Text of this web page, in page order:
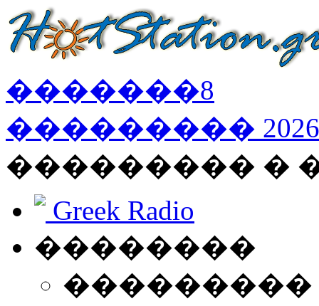
�������8
��������� 2026
��������� �
Greek Radio
��������